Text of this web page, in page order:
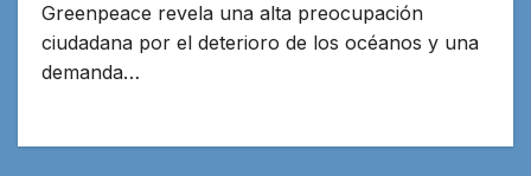
Greenpeace revela una alta preocupación
ciudadana por el deterioro de los océanos y una
demanda…